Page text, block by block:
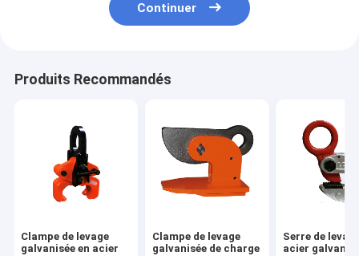
Continuer
Produits Recommandés
Clampe de levage
galvanisée en acier
Clampe de levage
galvanisée de charge
Serre de
acier